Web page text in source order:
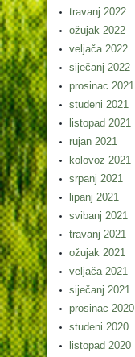
travanj 2022
ožujak 2022
veljača 2022
siječanj 2022
prosinac 2021
studeni 2021
listopad 2021
rujan 2021
kolovoz 2021
srpanj 2021
lipanj 2021
svibanj 2021
travanj 2021
ožujak 2021
veljača 2021
siječanj 2021
prosinac 2020
studeni 2020
listopad 2020